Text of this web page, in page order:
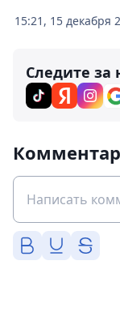
15:21, 15 декабря
Следите за